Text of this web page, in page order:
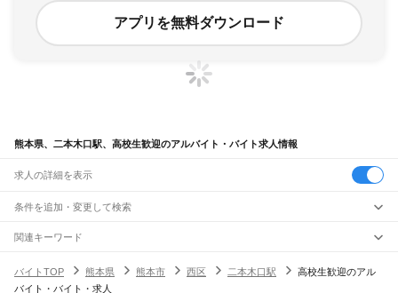
アプリを無料ダウンロード
熊本県、二本木口駅、高校生歓迎のアルバイト・バイト求人情報
求人の詳細を表示
条件を追加・変更して検索
市区町村を追加・変更
熊本県すべて
熊本市 すべて
駅を追加・変更
関連キーワード
バイトTOP
熊本県 熊本市 西区 二本木口駅
高校生歓迎のアル
バイト・バイト・求人